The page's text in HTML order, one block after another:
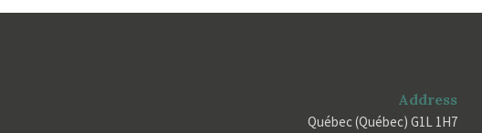
Address
Québec (Québec) G1L 1H7